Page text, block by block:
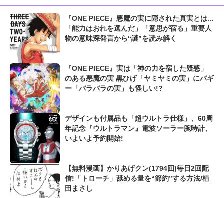
『ONE PIECE』悪魔の実に隠された真実とは...
「能力はおれを選んだ」「意思が宿る」重要人
物の意味深発言から“謎”を読み解く
『ONE PIECE』実は「神の力を宿した疑惑」
のある悪魔の実 黒ひげ「ヤミヤミの実」にバギ
ー「バラバラの実」も怪しい!?
デザインも付属品も「超ウルトラ仕様」、60周
年記念『ウルトラマン』電波ソーラー腕時計、
いよいよ予約開始!
【無料漫画】かりあげクン(1794回)毎日2回配
信!「トローチ」舐める量を“節約”する方法/植
田まさし